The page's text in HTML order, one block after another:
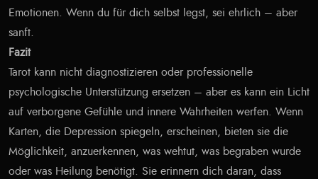
Emotionen. Wenn du für dich selbst legst, sei ehrlich – aber
sanft.
Fazit
Tarot kann nicht diagnostizieren oder professionelle
psychologische Unterstützung ersetzen – aber es kann ein Licht
auf verborgene Gefühle und innere Wahrheiten werfen. Wenn
Karten, die Depression spiegeln, erscheinen, bieten sie die
Möglichkeit, anzuerkennen, was wehtut, was begraben wurde
oder was Heilung benötigt. Sie erinnern dich daran, dass